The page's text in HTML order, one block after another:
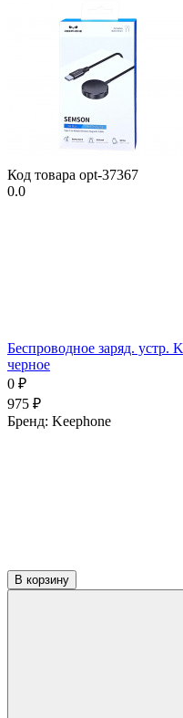
Код товара opt-37367
0.0
Беспроводное заряд. устр.
черное
0 ₽
975 ₽
Бренд: Keephone
В корзину